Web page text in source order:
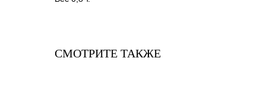
СМОТРИТЕ ТАКЖЕ